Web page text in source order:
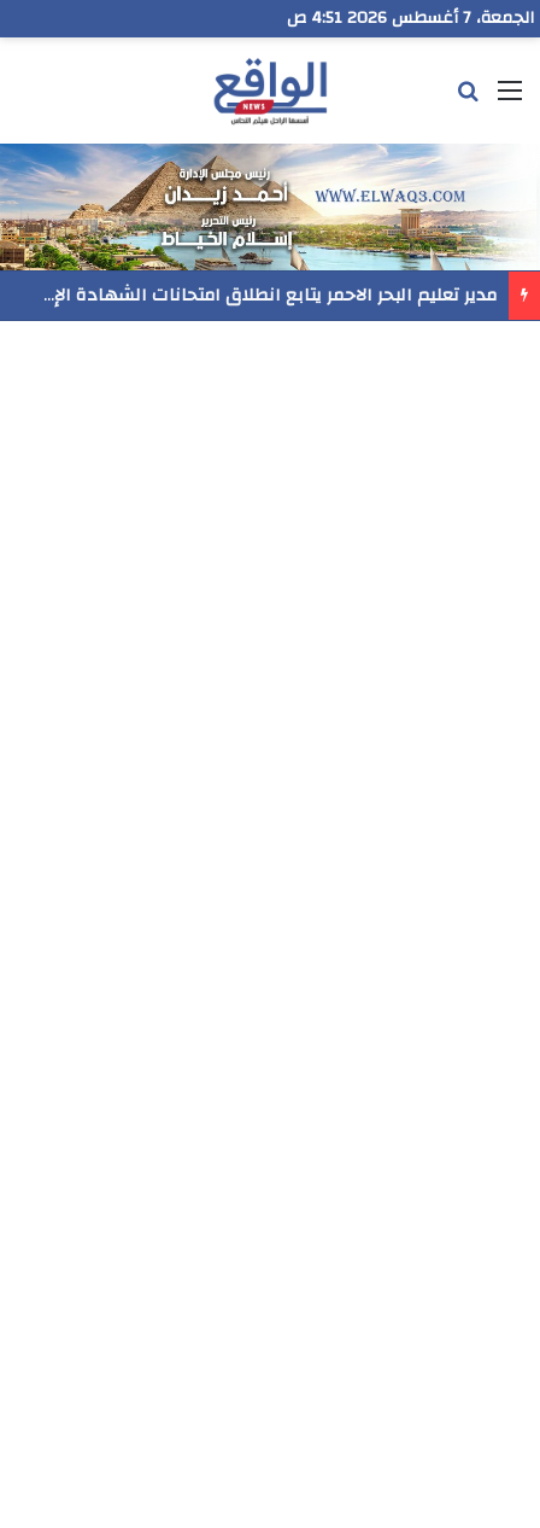
الجمعة، 7 أغسطس 2026 4:51 ص
القائمة
مدير تعليم البحر الاحمر يتابع انطلاق امتحانات الشهادة الإعدادية ويؤكد: الانضباط